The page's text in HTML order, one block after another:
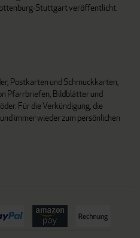
Stuttgart veröffentlicht.
Postkarten und Schmuckkarten,
Pfarrbriefen, Bildblätter und
Für die Verkündigung, die
immer wieder zum persönlichen